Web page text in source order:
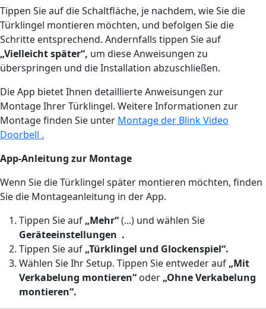
Tippen Sie auf die Schaltfläche, je nachdem, wie Sie die
Türklingel montieren möchten, und befolgen Sie die
Schritte entsprechend. Andernfalls tippen Sie auf
„Vielleicht später“, um diese Anweisungen zu
überspringen und die Installation abzuschließen.
Die App bietet Ihnen detaillierte Anweisungen zur
Montage Ihrer Türklingel. Weitere Informationen zur
Montage finden Sie unter Montage der Blink Video
Doorbell .
App-Anleitung zur Montage
Wenn Sie die Türklingel später montieren möchten, finden
Sie die Montageanleitung in der App.
Tippen Sie auf „Mehr“(...) und wählen Sie
Geräteeinstellungen .
Tippen Sie auf „Türklingel und Glockenspiel“.
Wählen Sie Ihr Setup. Tippen Sie entweder auf „Mit
Verkabelung montieren“ oder „Ohne Verkabelung
montieren“.